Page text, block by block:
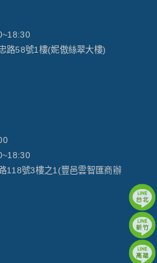
路58號1樓(妮傲絲翠大樓)
118號3樓之1(豐邑雲智匯商辦